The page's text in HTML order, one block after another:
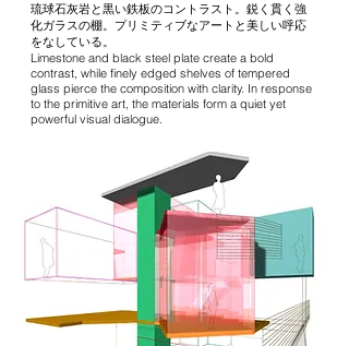
琉球石灰岩と黒い鉄板のコントラスト。鋭く貫く強
化ガラスの棚。プリミティブなアートと美しい呼応
をなしている。
Limestone and black steel plate create a bold
contrast, while finely edged shelves of tempered
glass pierce the composition with clarity. In response
to the primitive art, the materials form a quiet yet
powerful visual dialogue.